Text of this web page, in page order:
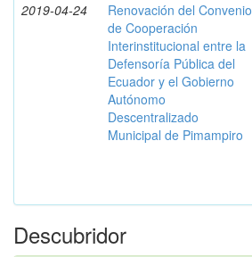
2019-04-24
Renovación del Convenio
de Cooperación
Interinstitucional entre la
Defensoría Pública del
Ecuador y el Gobierno
Autónomo
Descentralizado
Municipal de Pimampiro
Descubridor